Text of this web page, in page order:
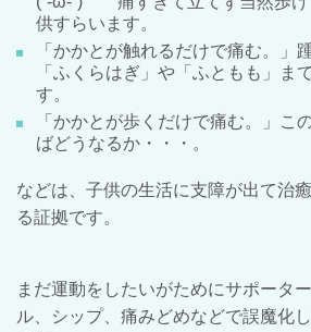
供すらいます。
「かかとが触れるだけで痛む。」
「ふくらはぎ」や「ふともも」ま
す。
「かかとが歩くだけで痛む。」こ
ばどうなるか・・・。
などは、子供の生活に支障が出て治
る証拠です。
まだ運動をしたいがためにサポータ
ル、シップ、痛みどめなどで誤魔化